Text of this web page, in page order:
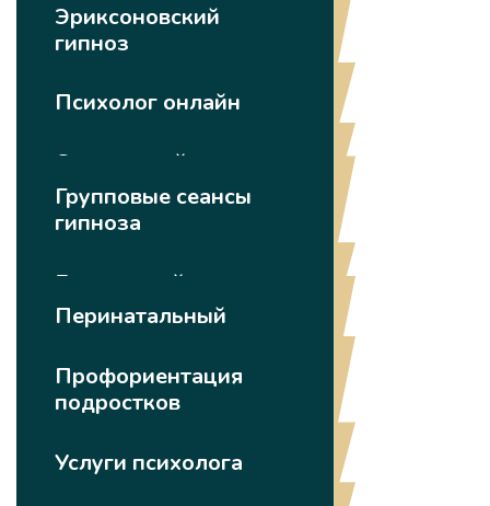
Эриксоновский
гипноз
Психолог онлайн
Спортивный психолог
Групповые сеансы
гипноза
Бесплатный психолог
Перинатальный
Профориентация
подростков
Услуги психолога